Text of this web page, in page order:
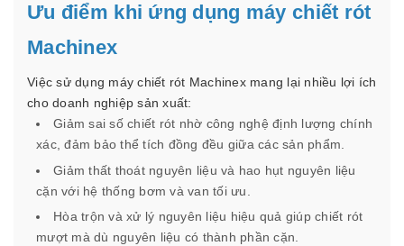
Ưu điểm khi ứng dụng máy chiết rót
Machinex
Việc sử dụng máy chiết rót Machinex mang lại nhiều lợi ích
cho doanh nghiệp sản xuất:
Giảm sai số chiết rót nhờ công nghệ định lượng chính
xác, đảm bảo thể tích đồng đều giữa các sản phẩm.
Giảm thất thoát nguyên liệu và hao hụt nguyên liệu
cặn với hệ thống bơm và van tối ưu.
Hòa trộn và xử lý nguyên liệu hiệu quả giúp chiết rót
mượt mà dù nguyên liệu có thành phần cặn.